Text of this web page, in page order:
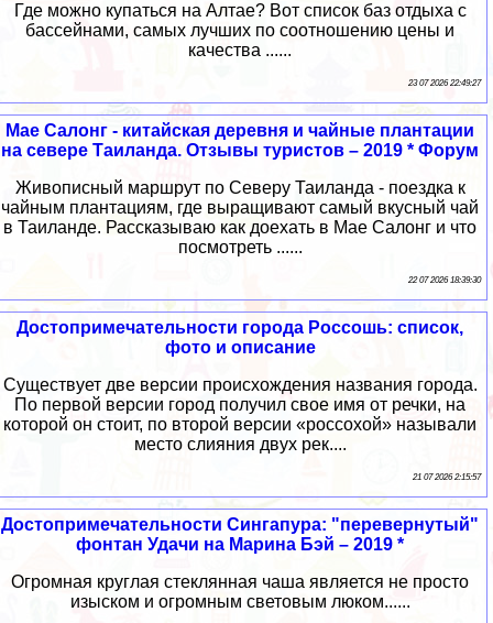
Где можно купаться на Алтае? Вот список баз отдыха с
бассейнами, самых лучших по соотношению цены и
качества ......
23 07 2026 22:49:27
Мае Салонг - китайская деревня и чайные плантации
на севере Таиланда. Отзывы туристов – 2019 * Форум
Живописный маршрут по Северу Таиланда - поездка к
чайным плантациям, где выращивают самый вкусный чай
в Таиланде. Рассказываю как доехать в Мае Салонг и что
посмотреть ......
22 07 2026 18:39:30
Достопримечательности города Россошь: список,
фото и описание
Существует две версии происхождения названия города.
По первой версии город получил свое имя от речки, на
которой он стоит, по второй версии «россохой» называли
место слияния двух рек....
21 07 2026 2:15:57
Достопримечательности Сингапура: "перевернутый"
фонтан Удачи на Марина Бэй – 2019 *
Огромная круглая стеклянная чаша является не просто
изыском и огромным световым люком......